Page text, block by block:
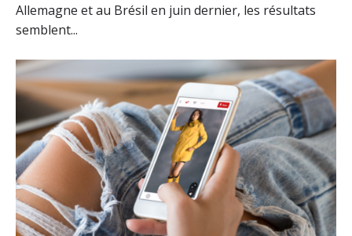
Allemagne et au Brésil en juin dernier, les résultats
semblent...